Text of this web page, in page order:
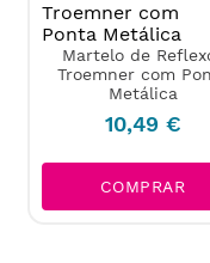
Martelo de
Troemner com
Metálica
10,49 €
COMPRAR